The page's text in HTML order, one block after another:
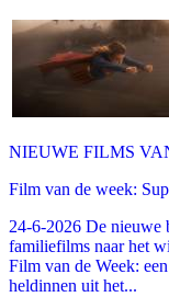
NIEUWE FILMS
Film van de week:
24-6-2026 De nieuwe
familiefilms naar het
Film van de Week:
heldinnen uit het...